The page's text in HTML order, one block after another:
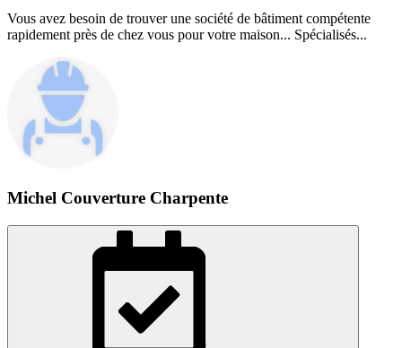
Vous avez besoin de trouver une société de bâtiment compétente
rapidement près de chez vous pour votre maison... Spécialisés...
Michel Couverture Charpente